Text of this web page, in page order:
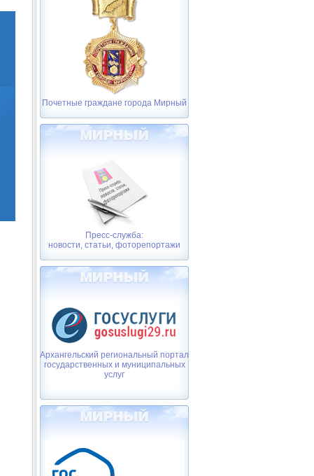
Почетные граждане города Мирный
Пресс-служба:
новости, статьи, фоторепортажи
Архангельский региональный портал
государственных и муниципальных
услуг